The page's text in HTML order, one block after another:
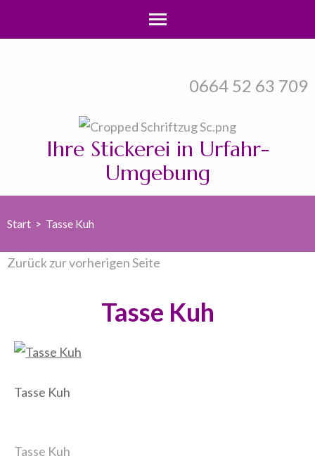
0664 52 63 709
Ihre Stickerei in Urfahr-
Umgebung
Start > Tasse Kuh
Zurück zur vorherigen Seite
Tasse Kuh
Tasse Kuh
Beitragsnavigation
Tasse Kuh